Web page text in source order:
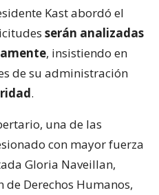
Kast abordó el
serán analizadas
, insistiendo en
de su administración
.
una de las
con mayor fuerza
Gloria Naveillan,
Derechos Humanos,